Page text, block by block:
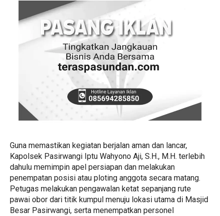
Guna memastikan kegiatan berjalan aman dan lancar,
Kapolsek Pasirwangi Iptu Wahyono Aji, S.H., M.H. terlebih
dahulu memimpin apel persiapan dan melakukan
penempatan posisi atau ploting anggota secara matang.
Petugas melakukan pengawalan ketat sepanjang rute
pawai obor dari titik kumpul menuju lokasi utama di Masjid
Besar Pasirwangi, serta menempatkan personel